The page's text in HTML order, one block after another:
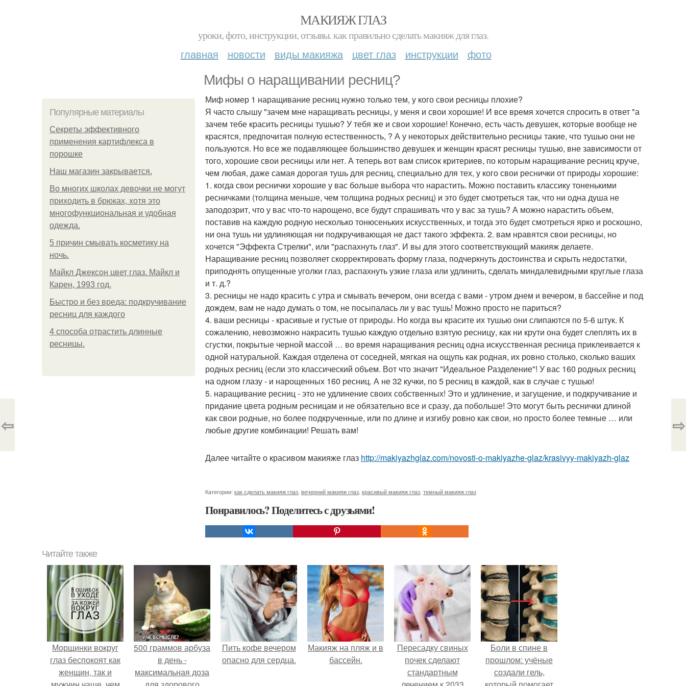
МАКИЯЖ ГЛАЗ
уроки, фото, инструкции, отзывы. как правильно сделать макияж для глаз.
главная новости виды макияжа цвет глаз инструкции фото
Мифы о наращивании ресниц?
Популярные материалы
Секреты эффективного
применения картифлекса в
порошке
Нaш магaзин зaкрывaeтся.
Во многих школах девочки не могут
приходить в брюках, хотя это
многофункциональная и удобная
одежда.
5 причин смывать косметику на
ночь.
Майкл Джексон цвет глаз. Майкл и
Карен, 1993 год.
Быстро и без вреда: подкручивание
ресниц для каждого
4 способа отрастить длинные
ресницы.
Миф номер 1 наращивание ресниц нужно только тем, у кого свои ресницы плохие?
Я часто слышу "зачем мне наращивать ресницы, у меня и свои хорошие! И все время хочется спросить в ответ "а
зачем тебе красить ресницы тушью? У тебя же и свои хорошие! Конечно, есть часть девушек, которые вообще не
красятся, предпочитая полную естественность, ? А у некоторых действительно ресницы такие, что тушью они не
пользуются. Но все же подавляющее большинство девушек и женщин красят ресницы тушью, вне зависимости от
того, хорошие свои ресницы или нет. А теперь вот вам список критериев, по которым наращивание ресниц круче,
чем любая, даже самая дорогая тушь для ресниц, специально для тех, у кого свои реснички от природы хорошие:
1. когда свои реснички хорошие у вас больше выбора что нарастить. Можно поставить классику тоненькими
ресничками (толщина меньше, чем толщина родных ресниц) и это будет смотреться так, что ни одна душа не
заподозрит, что у вас что-то нарощено, все будут спрашивать что у вас за тушь? А можно нарастить объем,
поставив на каждую родную несколько тонюсеньких искусственных, и тогда это будет смотреться ярко и роскошно,
ни она тушь ни удлиняющая ни подкручивающая не даст такого эффекта. 2. вам нравятся свои ресницы, но
хочется "Эффекта Стрелки", или "распахнуть глаз". И вы для этого соответствующий макияж делаете.
Наращивание ресниц позволяет скорректировать форму глаза, подчеркнуть достоинства и скрыть недостатки,
приподнять опущенные уголки глаз, распахнуть узкие глаза или удлинить, сделать миндалевидными круглые глаза
и т. д.?
3. ресницы не надо красить с утра и смывать вечером, они всегда с вами - утром днем и вечером, в бассейне и под
дождем, вам не надо думать о том, не посыпалась ли у вас тушь! Можно просто не париться?
4. ваши ресницы - красивые и густые от природы. Но когда вы красите их тушью они слипаются по 5-6 штук. К
сожалению, невозможно накрасить тушью каждую отдельно взятую ресницу, как ни крути она будет слеплять их в
сгустки, покрытые черной массой … во время наращивания ресниц одна искусственная ресница приклеивается к
одной натуральной. Каждая отделена от соседней, мягкая на ощупь как родная, их ровно столько, сколько ваших
родных ресниц (если это классический объем. Вот что значит "Идеальное Разделение"! У вас 160 родных ресниц
на одном глазу - и нарощенных 160 ресниц. А не 32 кучки, по 5 ресниц в каждой, как в случае с тушью!
5. наращивание ресниц - это не удлинение своих собственных! Это и удлинение, и загущение, и подкручивание и
придание цвета родным ресницам и не обязательно все и сразу, да побольше! Это могут быть реснички длиной
как свои родные, но более подкрученные, или по длине и изгибу ровно как свои, но просто более темные … или
любые другие комбинации! Решать вам!
Далее читайте о красивом макияже глаз http://makiyazhglaz.com/novosti-o-makiyazhe-glaz/krasivyy-makiyazh-glaz
Категории: как сделать макияж глаз вечерний макияж глаз красивый макияж глаз темный макияж глаз
Понравилось? Поделитесь с друзьями!
⇦ ⇨
Читайте также
Морщинки вокруг
глаз беспокоят как
женщин, так и
500 граммов арбуза
в день -
максимальная доза
Пить кофе вечером
опасно для сердца.
Макияж на пляж и в
бассейн.
Пересадку свиных
почек сделают
стандартным
Боли в спине в
прошлом: учёные
создали гель,